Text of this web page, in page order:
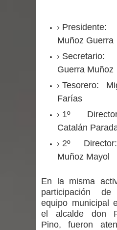
regresa de
con
Alta positividad
vacunarse
Mario Meza
ministra de
Linares: “No
Muñoz Guerra
Guerra Muñoz
Tesorero:
Farías
1º
Catalán
2º
Muñoz Mayol
En la misma
participación
equipo municipal
el alcalde don
Pino, fueron